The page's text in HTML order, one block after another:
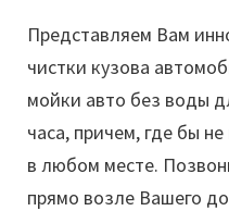
Представляем Вам
чистки кузова
мойки авто без воды
часа, причем, где бы
в любом месте.
прямо возле Вашего